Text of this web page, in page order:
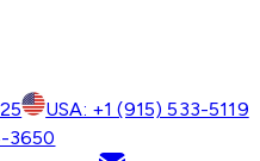
USA: +1 (915) 533-5119
3650